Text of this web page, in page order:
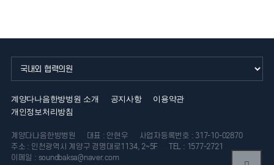
계양다나음한방벙원 소개 공지사항
이용약관
개인정보처리방침
계양다나음한방벙원 대표 : 안현우
사업자등록번호 : 317-10-02870
주소 : 인천광역시 계양구 경명대로1134, 2~5F
TEL : 1577-2721
이메일 : soundbaksa@naver.com